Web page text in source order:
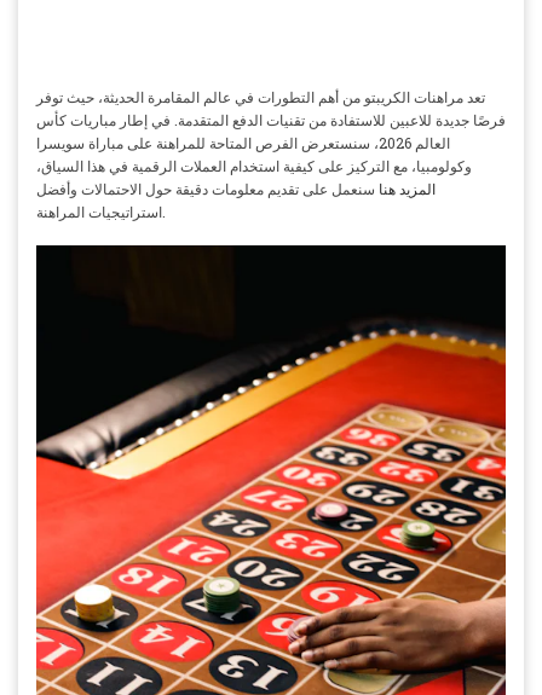
تعد مراهنات الكريبتو من أهم التطورات في عالم المقامرة الحديثة، حيث توفر
فرصًا جديدة للاعبين للاستفادة من تقنيات الدفع المتقدمة. في إطار مباريات كأس
العالم 2026، سنستعرض الفرص المتاحة للمراهنة على مباراة سويسرا
وكولومبيا، مع التركيز على كيفية استخدام العملات الرقمية في هذا السياق،
المزيد هنا سنعمل على تقديم معلومات دقيقة حول الاحتمالات وأفضل